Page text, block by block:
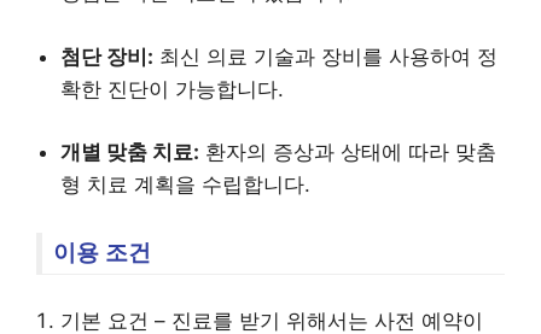
첨단 장비: 최신 의료 기술과 장비를 사용하여 정
확한 진단이 가능합니다.
개별 맞춤 치료: 환자의 증상과 상태에 따라 맞춤
형 치료 계획을 수립합니다.
이용 조건
기본 요건 – 진료를 받기 위해서는 사전 예약이